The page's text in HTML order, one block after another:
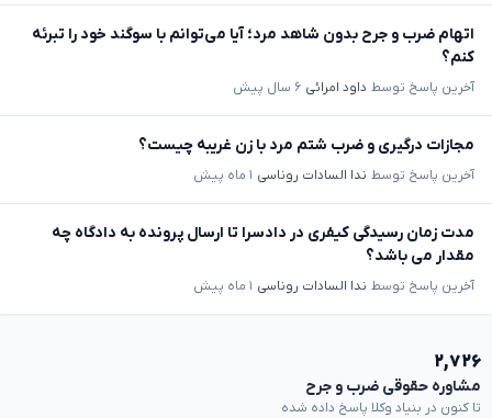
اتهام ضرب و جرح بدون شاهد مرد؛ آیا می‌توانم با سوگند خود را تبرئه
کنم؟
آخرین پاسخ توسط داود امرائی ۶ سال پیش
مجازات درگیری و ضرب شتم مرد با زن غریبه چیست؟
آخرین پاسخ توسط ندا السادات روناسی ۱ ماه پیش
مدت زمان رسیدگی کیفری در دادسرا تا ارسال پرونده به دادگاه چه
مقدار می باشد؟
آخرین پاسخ توسط ندا السادات روناسی ۱ ماه پیش
۲,۷۲۶
مشاوره حقوقی ضرب و جرح
تا کنون در بنیاد وکلا پاسخ داده شده